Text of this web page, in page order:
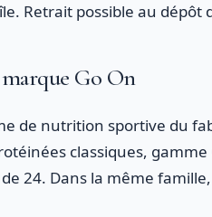
Retrait possible au dépôt
Go On
de nutrition sportive du
classiques,
24. Dans la même